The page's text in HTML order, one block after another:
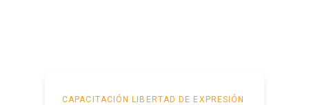
CAPACITACIÓN
LIBERTAD DE EXPRESIÓN